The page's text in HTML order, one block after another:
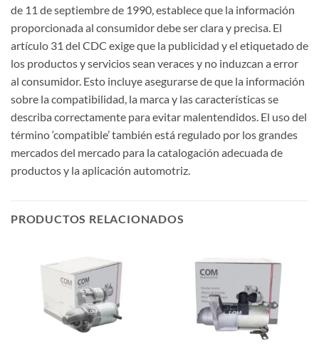
de 11 de septiembre de 1990, establece que la información
proporcionada al consumidor debe ser clara y precisa. El
artículo 31 del CDC exige que la publicidad y el etiquetado de
los productos y servicios sean veraces y no induzcan a error
al consumidor. Esto incluye asegurarse de que la información
sobre la compatibilidad, la marca y las características se
describa correctamente para evitar malentendidos. El uso del
término ‘compatible’ también está regulado por los grandes
mercados del mercado para la catalogación adecuada de
productos y la aplicación automotriz.
PRODUCTOS RELACIONADOS